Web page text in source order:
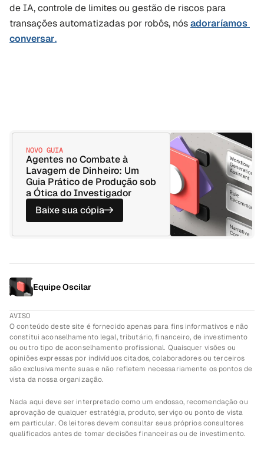
de IA, controle de limites ou gestão de riscos para
transações automatizadas por robôs, nós adoraríamos
conversar.
NOVO GUIA
Agentes no Combate à
Lavagem de Dinheiro: Um
Guia Prático de Produção sob
a Ótica do Investigador
Baixe sua cópia->
Equipe Oscilar
AVISO
O conteúdo deste site é fornecido apenas para fins informativos e não
constitui aconselhamento legal, tributário, financeiro, de investimento
ou outro tipo de aconselhamento profissional. Quaisquer visões ou
opiniões expressas por indivíduos citados, colaboradores ou terceiros
são exclusivamente suas e não refletem necessariamente os pontos de
vista da nossa organização.
Nada aqui deve ser interpretado como um endosso, recomendação ou
aprovação de qualquer estratégia, produto, serviço ou ponto de vista
em particular. Os leitores devem consultar seus próprios consultores
qualificados antes de tomar decisões financeiras ou de investimento.